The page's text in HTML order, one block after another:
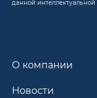
данной
О компании
Новости